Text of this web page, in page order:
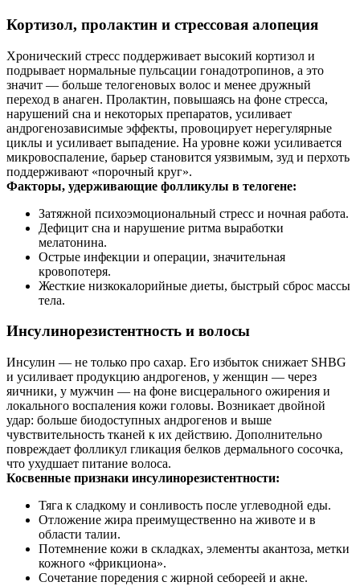
Кортизол, пролактин и стрессовая алопеция
Хронический стресс поддерживает высокий кортизол и
подрывает нормальные пульсации гонадотропинов, а это
значит — больше телогеновых волос и менее дружный
переход в анаген. Пролактин, повышаясь на фоне стресса,
нарушений сна и некоторых препаратов, усиливает
андрогенозависимые эффекты, провоцирует нерегулярные
циклы и усиливает выпадение. На уровне кожи усиливается
микровоспаление, барьер становится уязвимым, зуд и перхоть
поддерживают «порочный круг».
Факторы, удерживающие фолликулы в телогене:
Затяжной психоэмоциональный стресс и ночная работа.
Дефицит сна и нарушение ритма выработки
мелатонина.
Острые инфекции и операции, значительная
кровопотеря.
Жесткие низкокалорийные диеты, быстрый сброс массы
тела.
Инсулинорезистентность и волосы
Инсулин — не только про сахар. Его избыток снижает SHBG
и усиливает продукцию андрогенов, у женщин — через
яичники, у мужчин — на фоне висцерального ожирения и
локального воспаления кожи головы. Возникает двойной
удар: больше биодоступных андрогенов и выше
чувствительность тканей к их действию. Дополнительно
повреждает фолликул гликация белков дермального сосочка,
что ухудшает питание волоса.
Косвенные признаки инсулинорезистентности:
Тяга к сладкому и сонливость после углеводной еды.
Отложение жира преимущественно на животе и в
области талии.
Потемнение кожи в складках, элементы акантоза, метки
кожного «фрикциона».
Сочетание поредения с жирной себореей и акне.